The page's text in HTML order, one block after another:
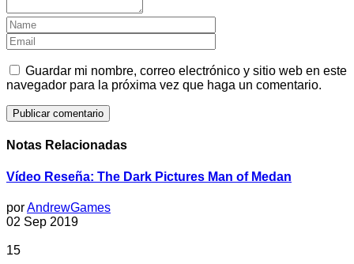
Guardar mi nombre, correo electrónico y sitio web en este
navegador para la próxima vez que haga un comentario.
Notas Relacionadas
Vídeo Reseña: The Dark Pictures Man of Medan
porAndrewGames
02 Sep 2019
15